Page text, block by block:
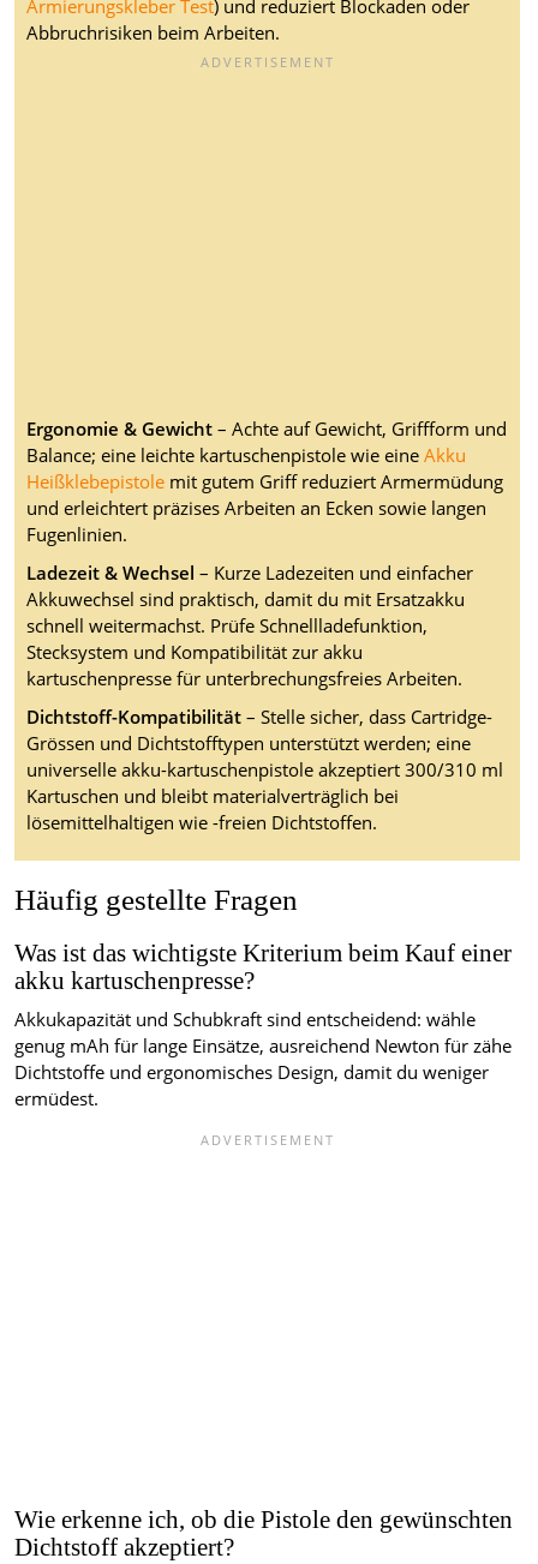
Armierungskleber Test) und reduziert Blockaden oder
Abbruchrisiken beim Arbeiten.
Ergonomie & Gewicht– Achte auf Gewicht, Griffform und
Balance; eine leichte kartuschenpistole wie eineAkku
Heißklebepistole mit gutem Griff reduziert Armermüdung
und erleichtert präzises Arbeiten an Ecken sowie langen
Fugenlinien.
Ladezeit & Wechsel – Kurze Ladezeiten und einfacher
Akkuwechsel sind praktisch, damit du mit Ersatzakku
schnell weitermachst. Prüfe Schnellladefunktion,
Stecksystem und Kompatibilität zur akku
kartuschenpresse für unterbrechungsfreies Arbeiten.
Dichtstoff-Kompatibilität– Stelle sicher, dass Cartridge-
Grössen und Dichtstofftypen unterstützt werden; eine
universelle akku-kartuschenpistole akzeptiert 300/310 ml
Kartuschen und bleibt materialverträglich bei
lösemittelhaltigen wie -freien Dichtstoffen.
Häufig gestellte Fragen
Was ist das wichtigste Kriterium beim Kauf einer
akku kartuschenpresse?
Akkukapazität und Schubkraft sind entscheidend: wähle
genug mAh für lange Einsätze, ausreichend Newton für zähe
Dichtstoffe und ergonomisches Design, damit du weniger
ermüdest.
Wie erkenne ich, ob die Pistole den gewünschten
Dichtstoff akzeptiert?